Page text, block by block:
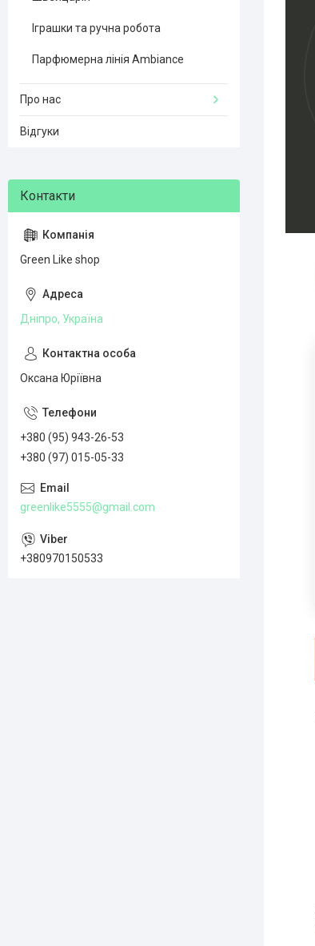
Іграшки та ручна робота
Парфюмерна лінія Ambiance
Про нас
Відгуки
Green Like shop
Дніпро, Україна
Оксана Юріївна
+380 (95) 943-26-53
+380 (97) 015-05-33
greenlike5555@gmail.com
+380970150533